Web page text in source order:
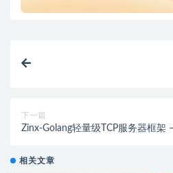
下一篇
Zinx-Golang轻量级TCP服务器框架
相关文章